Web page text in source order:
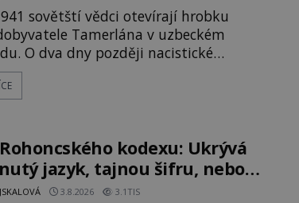
sovětští vědci otevírají hrobku
Tamerlána v uzbeckém
O dva dny později nacistické
operaci Barbarossa a napadá
Shoda dat je natolik zarážející, že
okolností? Když antropolog
(1907-1970) a
kodexu: Ukrývá
jazyk, tajnou šifru, nebo
podvrh?
3.8.2026 3.1TIS